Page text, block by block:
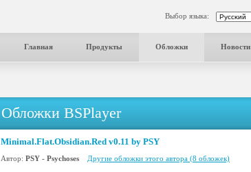
Выбор языка:
Главная Продукты Обложки Новости
Обложки BSPlayer
Minimal.Flat.Obsidian.Red v0.11 by PSY
Автор: PSY - Psychoses Другие обложки этого автора (8 обложек)